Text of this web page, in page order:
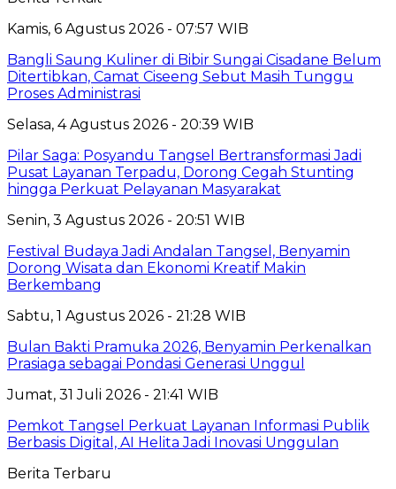
Kamis, 6 Agustus 2026 - 07:57 WIB
Bangli Saung Kuliner di Bibir Sungai Cisadane Belum
Ditertibkan, Camat Ciseeng Sebut Masih Tunggu
Proses Administrasi
Selasa, 4 Agustus 2026 - 20:39 WIB
Pilar Saga: Posyandu Tangsel Bertransformasi Jadi
Pusat Layanan Terpadu, Dorong Cegah Stunting
hingga Perkuat Pelayanan Masyarakat
Senin, 3 Agustus 2026 - 20:51 WIB
Festival Budaya Jadi Andalan Tangsel, Benyamin
Dorong Wisata dan Ekonomi Kreatif Makin
Berkembang
Sabtu, 1 Agustus 2026 - 21:28 WIB
Bulan Bakti Pramuka 2026, Benyamin Perkenalkan
Prasiaga sebagai Pondasi Generasi Unggul
Jumat, 31 Juli 2026 - 21:41 WIB
Pemkot Tangsel Perkuat Layanan Informasi Publik
Berbasis Digital, AI Helita Jadi Inovasi Unggulan
Berita Terbaru